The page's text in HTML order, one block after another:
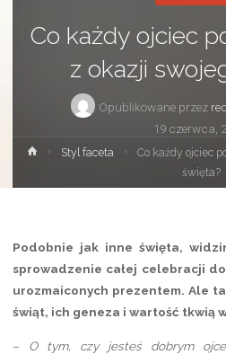
Co każdy ojciec
z okazji
Opublikowane przez
19 czerwca,
StronaStyl faceta
Co każdy ojciec
święta?
Podobnie jak inne święta,
sprowadzenie całej celebracji
urozmaiconych prezentem. Ale
świąt, ich geneza i wartość tkwią
– O tym, czy jesteś dobrym